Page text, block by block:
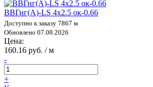
ВВГнг(А)-LS 4х2.5 ок-0.66
Доступно к заказу 7867 м
Обновлено 07.08.2026
Цена:
160.16 руб. / м
-
+